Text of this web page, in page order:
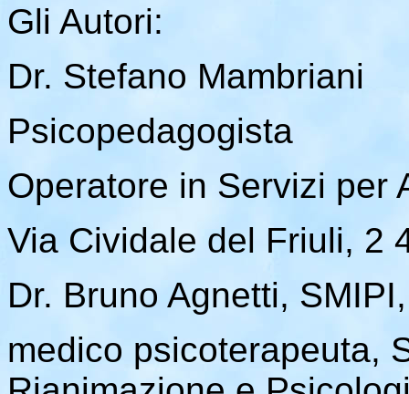
Gli Autori:
Dr. Stefano Mambriani
Psicopedagogista
Operatore in Servizi per
Via Cividale del Friuli, 2
Dr. Bruno Agnetti, SMIPI,
medico psicoterapeuta,